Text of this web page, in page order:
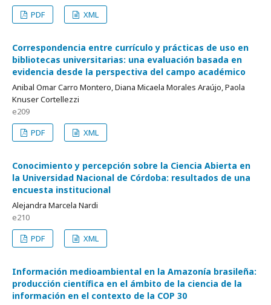
PDF
XML
Correspondencia entre currículo y prácticas de uso en
bibliotecas universitarias: una evaluación basada en
evidencia desde la perspectiva del campo académico
Anibal Omar Carro Montero, Diana Micaela Morales Araújo, Paola
Knuser Cortellezzi
e209
PDF
XML
Conocimiento y percepción sobre la Ciencia Abierta en
la Universidad Nacional de Córdoba: resultados de una
encuesta institucional
Alejandra Marcela Nardi
e210
PDF
XML
Información medioambiental en la Amazonía brasileña:
producción científica en el ámbito de la ciencia de la
información en el contexto de la COP 30